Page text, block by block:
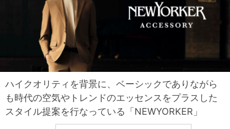
ハイクオリティを背景に、ベーシックでありながら
も時代の空気やトレンドのエッセンスをプラスした
スタイル提案を行なっている「NEWYORKER」